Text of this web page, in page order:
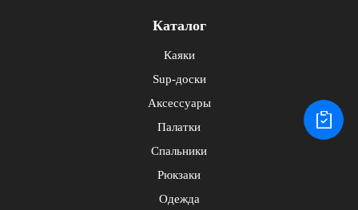
Каталог
Каяки
Sup-доски
Аксессуары
Палатки
Спальники
Рюкзаки
Одежда